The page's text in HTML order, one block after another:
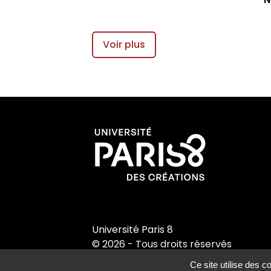
Ce site utilise des
Voir plus
Université Paris 8
© 2026 - Tous droits réservés